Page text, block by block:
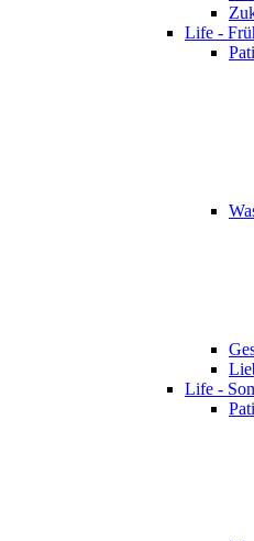
Life -
Life -